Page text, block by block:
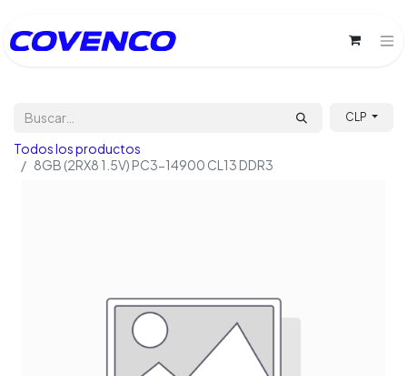
CLP
Todos los productos
8GB (2RX8 1.5V) PC3-14900 CL13 DDR3